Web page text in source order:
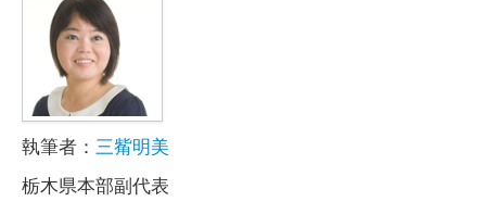
執筆者： 三觜明美
栃木県本部副代表